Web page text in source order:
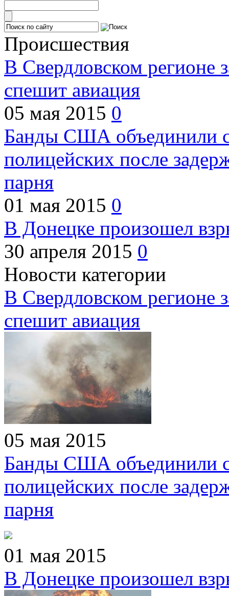
Происшествия
В Свердловском регионе
спешит авиация
05 мая 2015 0
Банды США объединили
полицейских после
парня
01 мая 2015 0
В Донецке произошел
30 апреля 2015 0
Новости категории
В Свердловском регионе
спешит авиация
05 мая 2015
Банды США объединили
полицейских после
парня
01 мая 2015
В Донецке произошел